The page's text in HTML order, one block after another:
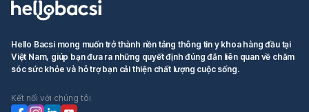
Hello Bacsi mong muốn trở thành nền tảng thông tin y khoa hàng đầu tại
Việt Nam, giúp bạn đưa ra những quyết định đúng đắn liên quan về chăm
sóc sức khỏe và hỗ trợ bạn cải thiện chất lượng cuộc sống.
Kết nối với chúng tôi